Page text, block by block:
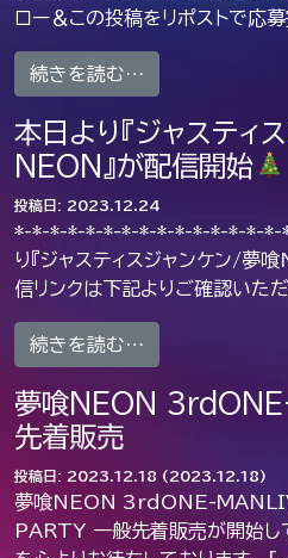
ロー＆この投稿をリポストで応
続きを読む…
本日より『ジャスティ
NEON』が配信開始
投稿日: 2023.12.24
*-*-*-*-*-*-*-*-*-*-*-*-*-*-*-
り『ジャスティスジャンケン/夢
信リンクは下記よりご確認い
続きを読む…
夢喰NEON
先着販売
投稿日: 2023.12.18 (2023.12.18)
夢喰NEON 3rdONE-
PARTY 一般先着販売が開始し